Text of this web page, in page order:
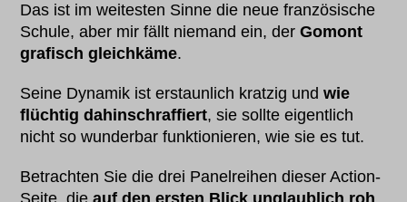
Das ist im weitesten Sinne die neue französische
Schule, aber mir fällt niemand ein, derGomont
grafisch gleichkäme.
Seine Dynamik ist erstaunlich kratzig undwie
flüchtig dahinschraffiert, sie sollte eigentlich
nicht so wunderbar funktionieren, wie sie es tut.
Betrachten Sie die drei Panelreihen dieser Action-
Seite, dieauf den ersten Blick unglaublich roh